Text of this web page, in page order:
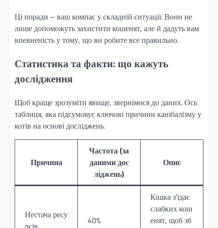
Ці поради – ваш компас у складній ситуації. Вони не
лише допоможуть захистити кошенят, але й дадуть вам
впевненість у тому, що ви робите все правильно.
Статистика та факти: що кажуть
дослідження
Щоб краще зрозуміти явище, звернімося до даних. Ось
таблиця, яка підсумовує ключові причини канібалізму у
котів на основі досліджень.
Причина
Частота (за
даними дос
ліджень)
Опис
Нестача ресу
40%
Кішка з’їдає
слабких кош
енят, щоб зб